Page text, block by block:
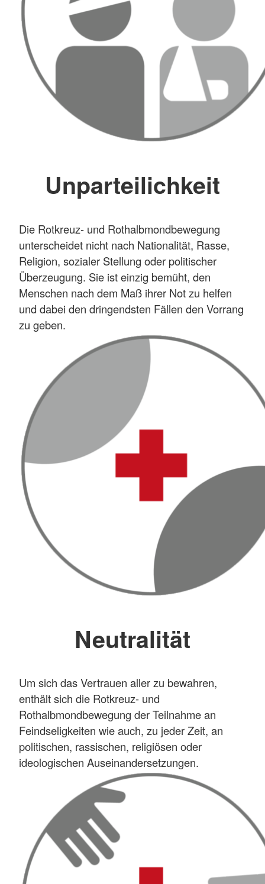
Unparteilichkeit
Die Rotkreuz- und Rothalbmondbewegung
unterscheidet nicht nach Nationalität, Rasse,
Religion, sozialer Stellung oder politischer
Überzeugung. Sie ist einzig bemüht, den
Menschen nach dem Maß ihrer Not zu helfen
und dabei den dringendsten Fällen den Vorrang
zu geben.
Neutralität
Um sich das Vertrauen aller zu bewahren,
enthält sich die Rotkreuz- und
Rothalbmondbewegung der Teilnahme an
Feindseligkeiten wie auch, zu jeder Zeit, an
politischen, rassischen, religiösen oder
ideologischen Auseinandersetzungen.